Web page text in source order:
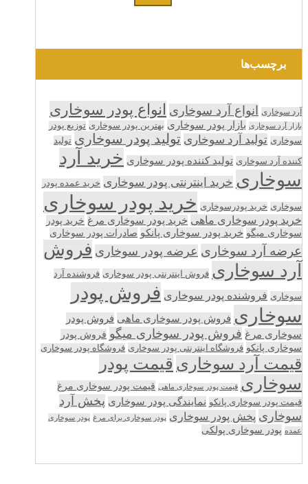
برچسب‌ها
آرد سوخاری انواع آرد سوخاری انواع پودر سوخاری
بازار آرد سوخاری بازار پودر سوخاری بهترین پودر سوخاری توزیع پودر
سوخاری تولید آرد سوخاری تولید پودر سوخاری تولید
کننده آرد سوخاری تولید کننده پودر سوخاری خرید آرد
سوخاری خرید اینترنتی پودر سوخاری خرید عمده پودر
سوخاری خرید پودرسوخاری خرید پودر سوخاری
خرید پودر سوخاری ماهی خرید پودر سوخاری مرغ خرید پودر
سوخاری میگو خرید پودر سوخاری پانکو صادرات پودر سوخاری
عرضه آرد سوخاری عرضه پودر سوخاری فروش
آرد سوخاری فروش اینترنتی پودر سوخاری فروشنده آرد
سوخاری فروشنده پودر سوخاری فروش پودر
سوخاری فروش پودر سوخاری ماهی فروش پودر
سوخاری مرغ فروش پودر سوخاری میگو فروش پودر
سوخاری پانکو فروشگاه اینترنتی پودر سوخاری فروشگاه پودر سوخاری
قیمت آرد سوخاری قیمت پودر
سوخاری قیمت پودر سوخاری ماهی قیمت پودر سوخاری مرغ
قیمت پودر سوخاری پانکو نمایندگی پودر سوخاری پخش آرد
سوخاری پخش پودر سوخاری پودر سوخاری برای مرغ پودر سوخاری
عمده پودر سوخاری پولکی